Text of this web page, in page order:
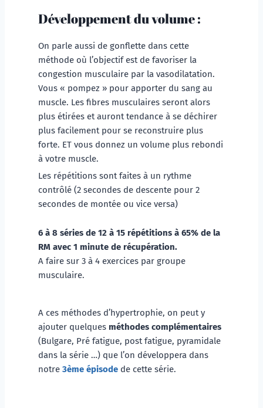
Développement du volume :
On parle aussi de gonflette dans cette
méthode où l’objectif est de favoriser la
congestion musculaire par la vasodilatation.
Vous « pompez » pour apporter du sang au
muscle. Les fibres musculaires seront alors
plus étirées et auront tendance à se déchirer
plus facilement pour se reconstruire plus
forte. ET vous donnez un volume plus rebondi
à votre muscle.
Les répétitions sont faites à un rythme
contrôlé (2 secondes de descente pour 2
secondes de montée ou vice versa)
6 à 8 séries de 12 à 15 répétitions à 65% de la
RM avec 1 minute de récupération.
A faire sur 3 à 4 exercices par groupe
musculaire.
A ces méthodes d’hypertrophie, on peut y
ajouter quelques méthodes complémentaires
(Bulgare, Pré fatigue, post fatigue, pyramidale
dans la série …) que l’on développera dans
notre 3ème épisode de cette série.